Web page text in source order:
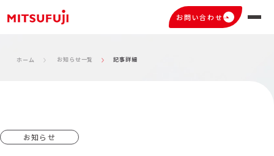
お問い合わせ
ホーム お知らせ一覧 記事詳細
お知らせ